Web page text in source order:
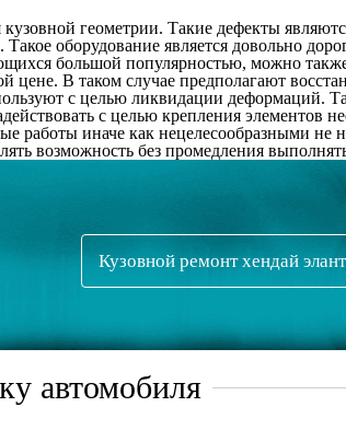
геометрии. Такие дефекты
оборудование является довольно
большой популярностью, можно
цене. В таком случае предполагают
с целью ликвидации деформаций.
с целью крепления элементов
работы иначе как нецелесообразными
возможность без промедления
Кузовной ремонт хендай
автомобиля